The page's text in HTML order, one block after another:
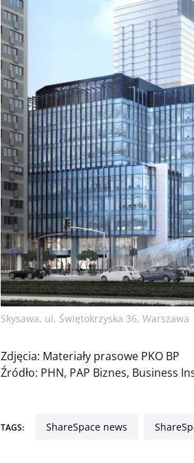
Skysawa, ul. Świętokrzyska 36, Warszawa
Zdjęcia: Materiały prasowe PKO BP
Źródło: PHN, PAP Biznes, Business
TAGS: ShareSpace news